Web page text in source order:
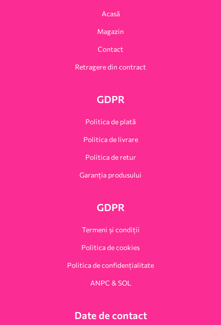
Acasă
Magazin
Contact
Retragere din contract
GDPR
Politica de plată
Politica de livrare
Politica de retur
Garanția produsului
GDPR
Termeni și condiții
Politica de cookies
Politica de confidențialitate
ANPC & SOL
Date de contact